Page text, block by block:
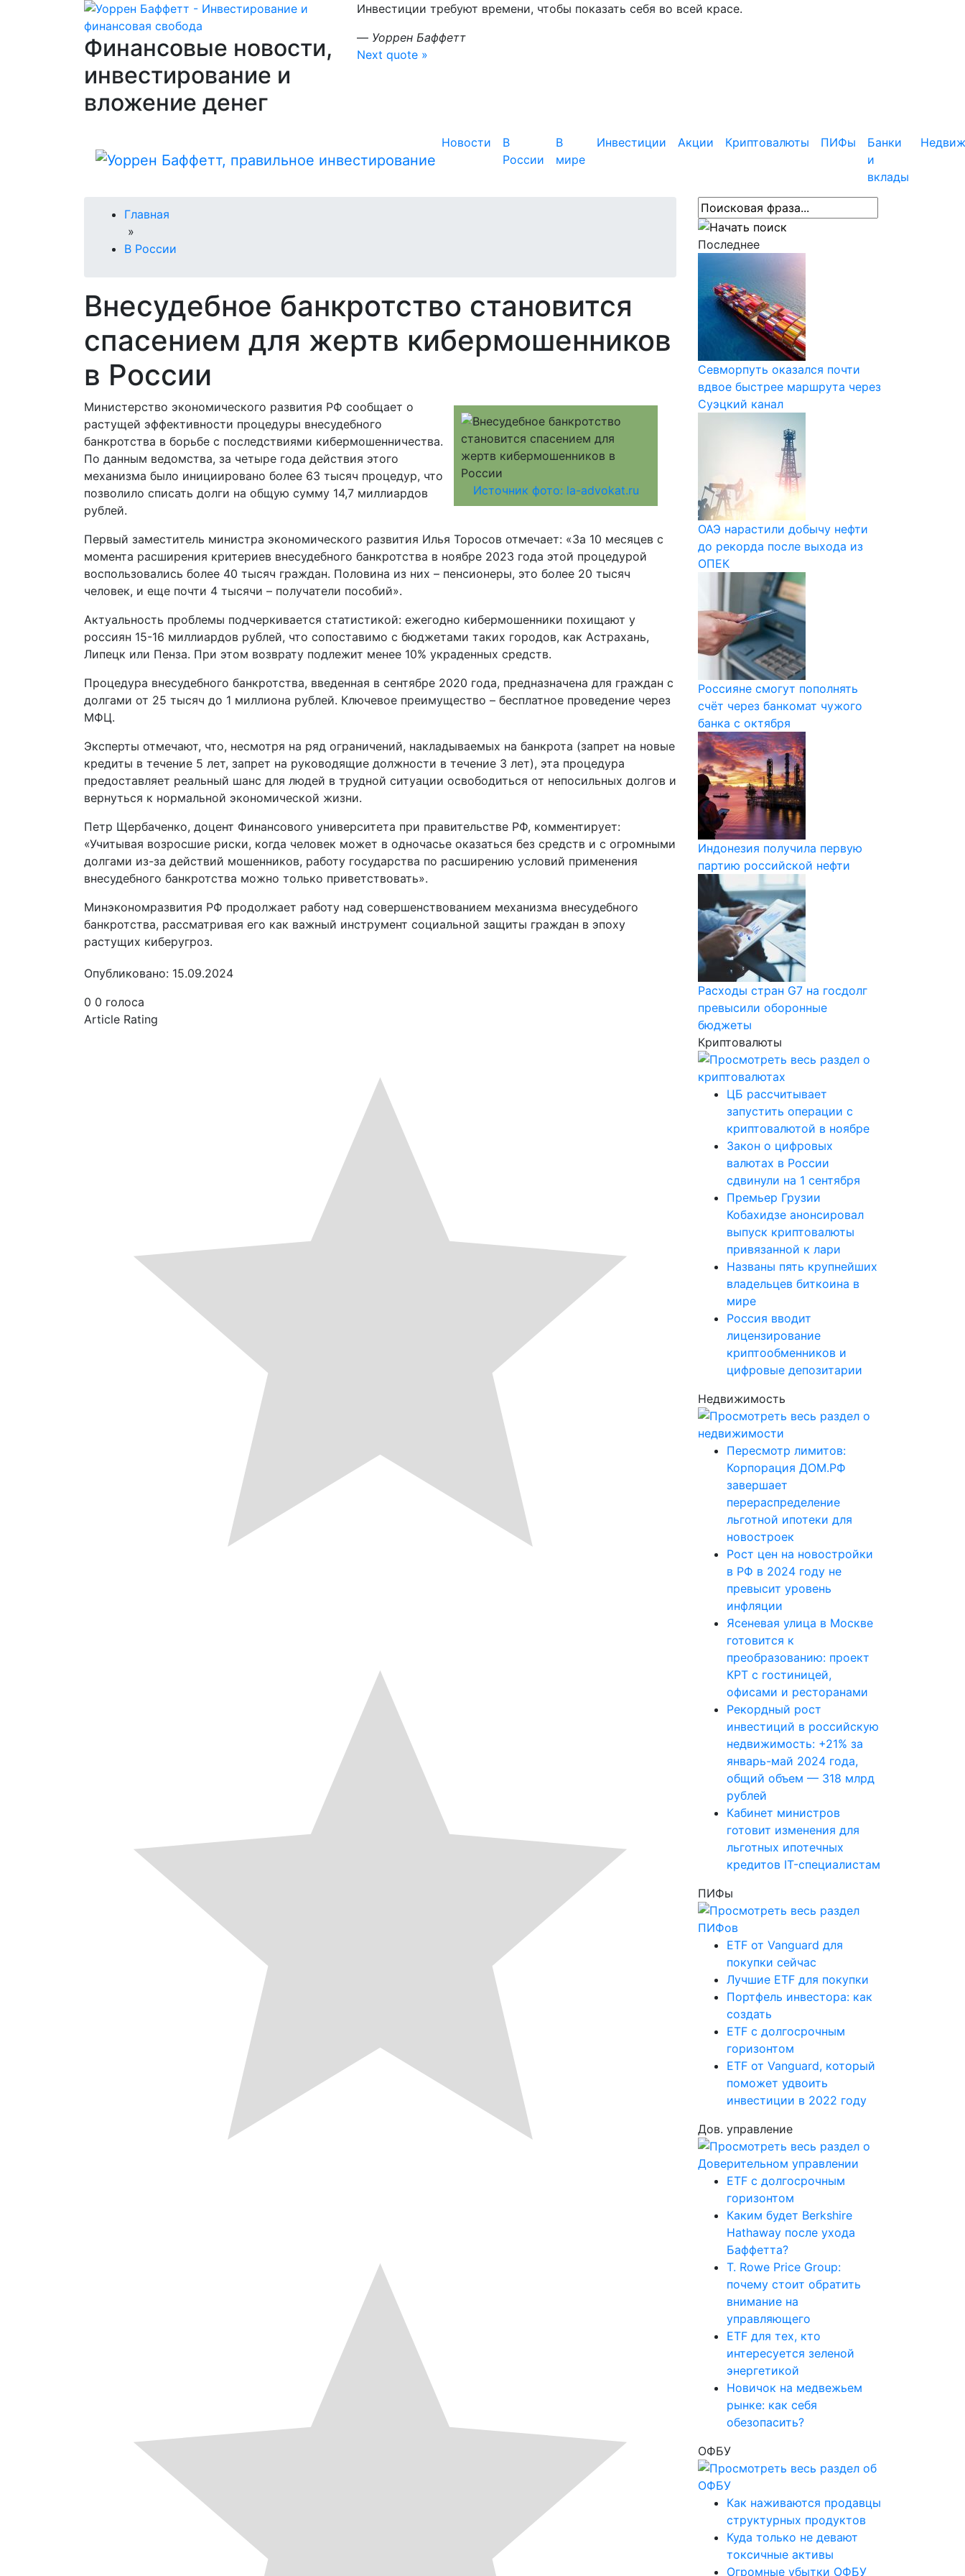
Финансовые новости,
инвестирование и
вложение денег
Инвестиции требуют времени, чтобы показать себя во всей красе.
— Уоррен Баффетт
Next quote »
Новости
В
России
В
мире
Инвестиции Акции Криптовалюты ПИФы
Банки
и
вклады
Главная
»
В России
Внесудебное банкротство становится
спасением для жертв кибермошенников
в России
Источник фото: la-advokat.ru
Министерство экономического развития РФ сообщает о
растущей эффективности процедуры внесудебного
банкротства в борьбе с последствиями кибермошенничества.
По данным ведомства, за четыре года действия этого
механизма было инициировано более 63 тысяч процедур, что
позволило списать долги на общую сумму 14,7 миллиардов
рублей.
Первый заместитель министра экономического развития Илья Торосов отмечает: «За 10 месяцев с
момента расширения критериев внесудебного банкротства в ноябре 2023 года этой процедурой
воспользовались более 40 тысяч граждан. Половина из них – пенсионеры, это более 20 тысяч
человек, и еще почти 4 тысячи – получатели пособий».
Актуальность проблемы подчеркивается статистикой: ежегодно кибермошенники похищают у
россиян 15-16 миллиардов рублей, что сопоставимо с бюджетами таких городов, как Астрахань,
Липецк или Пенза. При этом возврату подлежит менее 10% украденных средств.
Процедура внесудебного банкротства, введенная в сентябре 2020 года, предназначена для граждан с
долгами от 25 тысяч до 1 миллиона рублей. Ключевое преимущество – бесплатное проведение через
МФЦ.
Эксперты отмечают, что, несмотря на ряд ограничений, накладываемых на банкрота (запрет на новые
кредиты в течение 5 лет, запрет на руководящие должности в течение 3 лет), эта процедура
предоставляет реальный шанс для людей в трудной ситуации освободиться от непосильных долгов и
вернуться к нормальной экономической жизни.
Петр Щербаченко, доцент Финансового университета при правительстве РФ, комментирует:
«Учитывая возросшие риски, когда человек может в одночасье оказаться без средств и с огромными
долгами из-за действий мошенников, работу государства по расширению условий применения
внесудебного банкротства можно только приветствовать».
Минэкономразвития РФ продолжает работу над совершенствованием механизма внесудебного
банкротства, рассматривая его как важный инструмент социальной защиты граждан в эпоху
растущих киберугроз.
Опубликовано: 15.09.2024
0 0 голоса
Article Rating
Последнее
Севморпуть оказался почти
вдвое быстрее маршрута через
Суэцкий канал
ОАЭ нарастили добычу нефти
до рекорда после выхода из
ОПЕК
Россияне смогут пополнять
счёт через банкомат чужого
банка с октября
Индонезия получила первую
партию российской нефти
Расходы стран G7 на госдолг
превысили оборонные
бюджеты
Криптовалюты
ЦБ рассчитывает
запустить операции с
криптовалютой в ноябре
Закон о цифровых
валютах в России
сдвинули на 1 сентября
Премьер Грузии
Кобахидзе анонсировал
выпуск криптовалюты
привязанной к лари
Названы пять крупнейших
владельцев биткоина в
мире
Россия вводит
лицензирование
криптообменников и
цифровые депозитарии
Недвижимость
Пересмотр лимитов:
Корпорация ДОМ.РФ
завершает
перераспределение
льготной ипотеки для
новостроек
Рост цен на новостройки
в РФ в 2024 году не
превысит уровень
инфляции
Ясеневая улица в Москве
готовится к
преобразованию: проект
КРТ с гостиницей,
офисами и ресторанами
Рекордный рост
инвестиций в российскую
недвижимость: +21% за
январь-май 2024 года,
общий объем — 318 млрд
рублей
Кабинет министров
готовит изменения для
льготных ипотечных
кредитов IT-специалистам
ПИФы
ETF от Vanguard для
покупки сейчас
Лучшие ETF для покупки
Портфель инвестора: как
создать
ETF с долгосрочным
горизонтом
ETF от Vanguard, который
поможет удвоить
инвестиции в 2022 году
Дов. управление
ETF с долгосрочным
горизонтом
Каким будет Berkshire
Hathaway после ухода
Баффетта?
T. Rowe Price Group:
почему стоит обратить
внимание на
управляющего
ETF для тех, кто
интересуется зеленой
энергетикой
Новичок на медвежьем
рынке: как себя
обезопасить?
ОФБУ
Как наживаются продавцы
структурных продуктов
Куда только не девают
токсичные активы
Огромные убытки ОФБУ